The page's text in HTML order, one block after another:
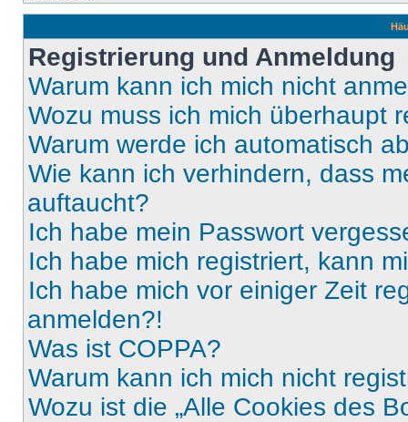
Registrierung und Anmeldung
Warum kann ich mich nicht
Wozu muss ich mich überhaupt
Warum werde ich automatisch
Wie kann ich verhindern, dass
auftaucht?
Ich habe mein Passwort
Ich habe mich registriert, kann
Ich habe mich vor einiger Zeit
anmelden?!
Was ist COPPA?
Warum kann ich mich nicht
Wozu ist die „Alle Cookies des